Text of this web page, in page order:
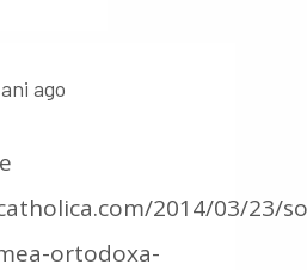
ago
2014/03/23/
ortodoxa-